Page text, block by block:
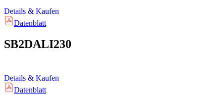
Details & Kaufen
Datenblatt
SB2DALI230
Details & Kaufen
Datenblatt